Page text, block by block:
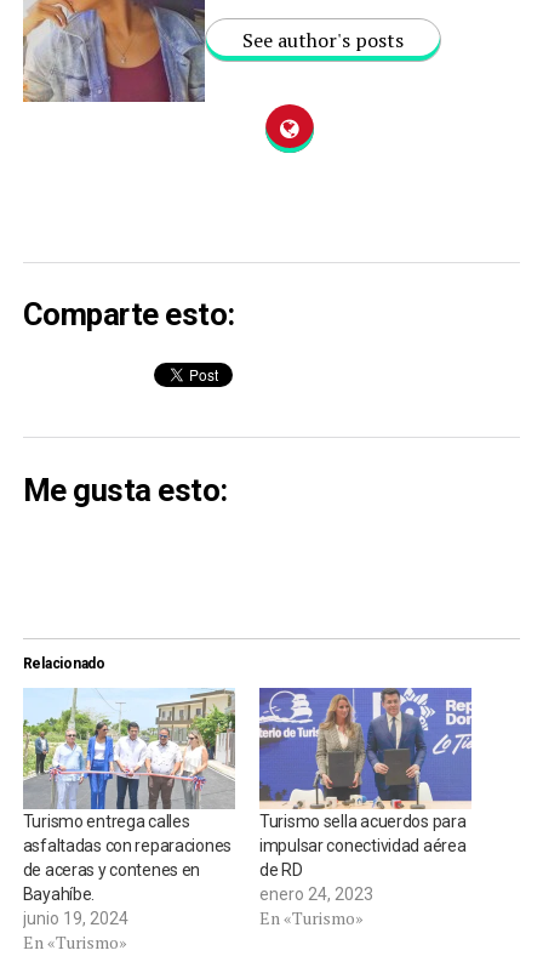
See author's posts
Comparte esto:
Me gusta esto:
Relacionado
Turismo entrega calles
asfaltadas con reparaciones
de aceras y contenes en
Bayahíbe.
junio 19, 2024
En «Turismo»
Turismo sella acuerdos para
impulsar conectividad aérea
de RD
enero 24, 2023
En «Turismo»